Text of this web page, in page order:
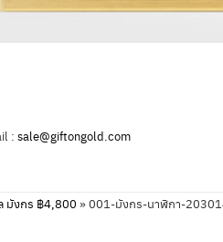
: sale@giftongold.com
มังกร ฿4,800 »001-มังกร-นาฬิกา-